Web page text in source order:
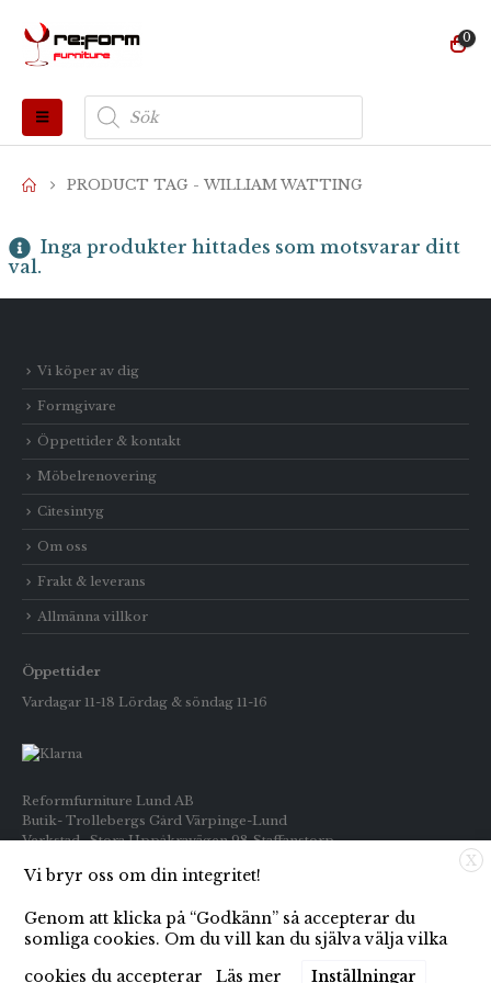
0
Produktsökning
PRODUCT TAG - WILLIAM WATTING
Inga produkter hittades som motsvarar ditt
val.
Vi köper av dig
Formgivare
Öppettider & kontakt
Möbelrenovering
Citesintyg
Om oss
Frakt & leverans
Allmänna villkor
Öppettider
Vardagar 11-18 Lördag & söndag 11-16
Reformfurniture Lund AB
Butik- Trollebergs Gård Värpinge-Lund
Verkstad- Stora Uppåkravägen 98 Staffanstorp
Telefon: Butiken 0709-269916
E-post: info@reformfurniture.se
X
Vi bryr oss om din integritet!
Genom att klicka på “Godkänn” så accepterar du
somliga cookies. Om du vill kan du själva välja vilka
cookies du accepterar
Läs mer Inställningar